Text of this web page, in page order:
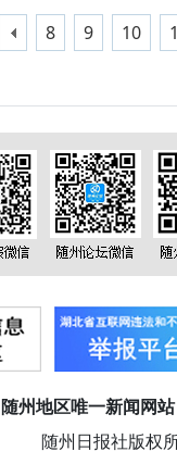
8 9 10
随州地区唯一新闻网站
随州日报社版权